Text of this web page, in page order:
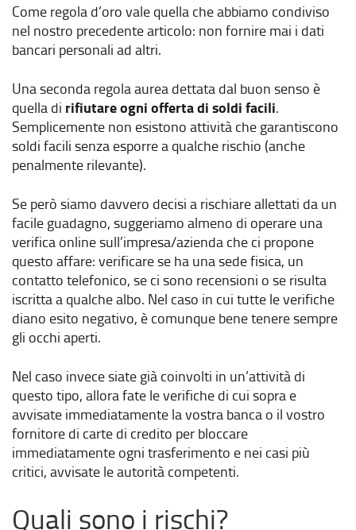
Come regola d’oro vale quella che abbiamo condiviso
nel nostro precedente articolo: non fornire mai i dati
bancari personali ad altri.
Una seconda regola aurea dettata dal buon senso è
quella di rifiutare ogni offerta di soldi facili.
Semplicemente non esistono attività che garantiscono
soldi facili senza esporre a qualche rischio (anche
penalmente rilevante).
Se però siamo davvero decisi a rischiare allettati da un
facile guadagno, suggeriamo almeno di operare una
verifica online sull’impresa/azienda che ci propone
questo affare: verificare se ha una sede fisica, un
contatto telefonico, se ci sono recensioni o se risulta
iscritta a qualche albo. Nel caso in cui tutte le verifiche
diano esito negativo, è comunque bene tenere sempre
gli occhi aperti.
Nel caso invece siate già coinvolti in un’attività di
questo tipo, allora fate le verifiche di cui sopra e
avvisate immediatamente la vostra banca o il vostro
fornitore di carte di credito per bloccare
immediatamente ogni trasferimento e nei casi più
critici, avvisate le autorità competenti.
Quali sono i rischi?